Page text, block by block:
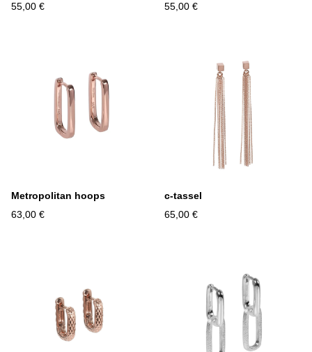
55,00 €
55,00 €
Metropolitan hoops
63,00 €
c-tassel
65,00 €